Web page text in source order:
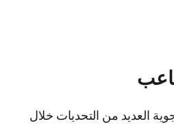
العديد من التحديات خلال